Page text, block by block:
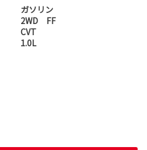
ガソリン
2WD FF
CVT
1.0L